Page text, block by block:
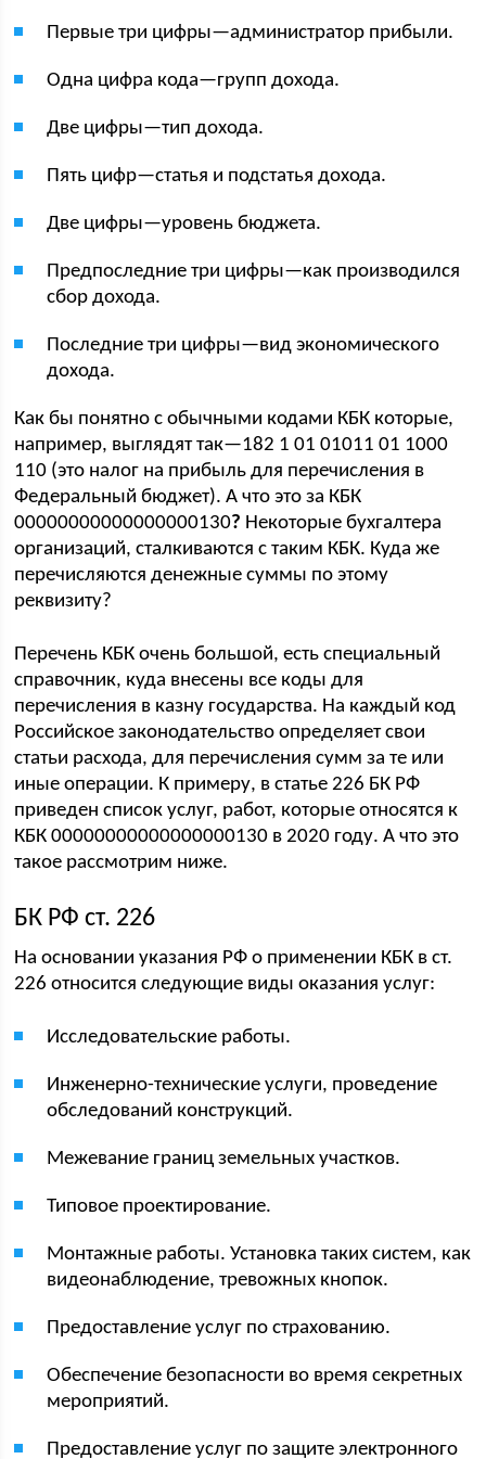
Первые три цифры—администратор прибыли.
Одна цифра кода—групп дохода.
Две цифры—тип дохода.
Пять цифр—статья и подстатья дохода.
Две цифры—уровень бюджета.
Предпоследние три цифры—как производился
сбор дохода.
Последние три цифры—вид экономического
дохода.
Как бы понятно с обычными кодами КБК которые,
например, выглядят так—182 1 01 01011 01 1000
110 (это налог на прибыль для перечисления в
Федеральный бюджет). А что это за КБК
00000000000000000130? Некоторые бухгалтера
организаций, сталкиваются с таким КБК. Куда же
перечисляются денежные суммы по этому
реквизиту?
Перечень КБК очень большой, есть специальный
справочник, куда внесены все коды для
перечисления в казну государства. На каждый код
Российское законодательство определяет свои
статьи расхода, для перечисления сумм за те или
иные операции. К примеру, в статье 226 БК РФ
приведен список услуг, работ, которые относятся к
КБК 00000000000000000130 в 2020 году. А что это
такое рассмотрим ниже.
БК РФ ст. 226
На основании указания РФ о применении КБК в ст.
226 относится следующие виды оказания услуг:
Исследовательские работы.
Инженерно-технические услуги, проведение
обследований конструкций.
Межевание границ земельных участков.
Типовое проектирование.
Монтажные работы. Установка таких систем, как
видеонаблюдение, тревожных кнопок.
Предоставление услуг по страхованию.
Обеспечение безопасности во время секретных
мероприятий.
Предоставление услуг по защите электронного